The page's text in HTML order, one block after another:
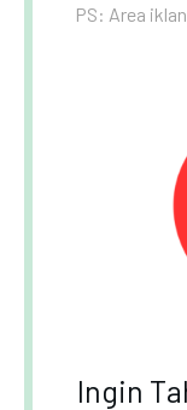
PS: Area
Ingin